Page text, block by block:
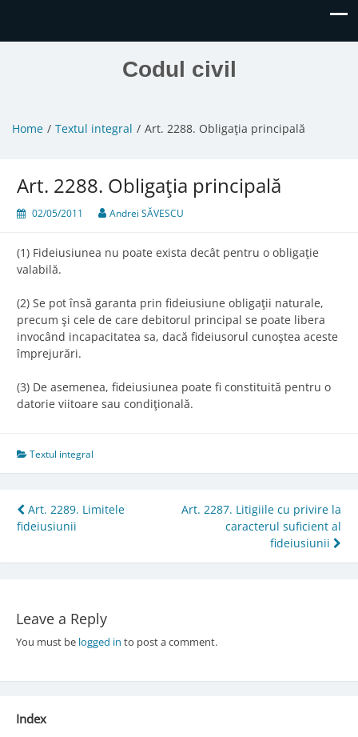
Codul civil
Home Textul integral Art. 2288. Obligaţia principală
Art. 2288. Obligaţia principală
02/05/2011 Andrei SĂVESCU
(1) Fideiusiunea nu poate exista decât pentru o obligaţie
valabilă.
(2) Se pot însă garanta prin fideiusiune obligaţii naturale,
precum şi cele de care debitorul principal se poate libera
invocând incapacitatea sa, dacă fideiusorul cunoştea aceste
împrejurări.
(3) De asemenea, fideiusiunea poate fi constituită pentru o
datorie viitoare sau condiţională.
Textul integral
Post
navigation
Art. 2289. Limitele
fideiusiunii
Art. 2287. Litigiile cu privire la
caracterul suficient al
fideiusiunii
Leave a Reply
You must be logged in to post a comment.
Index